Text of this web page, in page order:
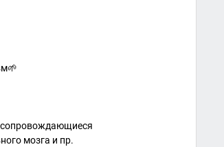
сопровождающиеся
мозга и пр.